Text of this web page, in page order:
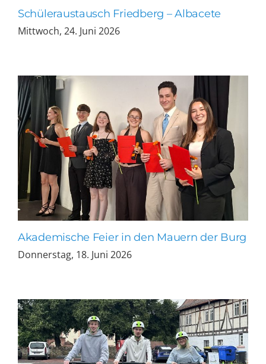
Schüleraustausch Friedberg – Albacete
Mittwoch, 24. Juni 2026
Akademische Feier in den Mauern der Burg
Donnerstag, 18. Juni 2026